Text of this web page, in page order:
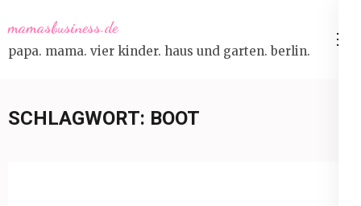
to
content
mamasbusiness.de
papa. mama. vier kinder. haus und garten. berlin.
SCHLAGWORT: BOOT